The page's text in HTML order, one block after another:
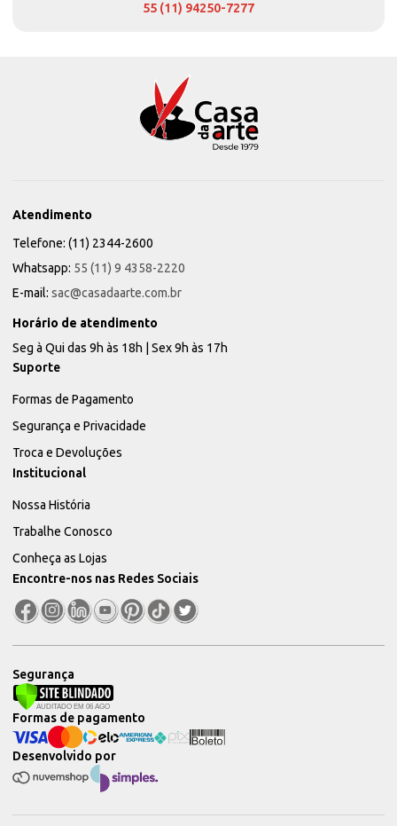
55 (11) 94250-7277
Atendimento
Telefone: (11) 2344-2600
Whatsapp: 55 (11) 9 4358-2220
E-mail: sac@casadaarte.com.br
Horário de atendimento
Seg à Qui das 9h às 18h | Sex 9h às 17h
Suporte
Formas de Pagamento
Segurança e Privacidade
Troca e Devoluções
Institucional
Nossa História
Trabalhe Conosco
Conheça as Lojas
Encontre-nos nas Redes Sociais
Segurança
Desenvolvido por
Formas de pagamento